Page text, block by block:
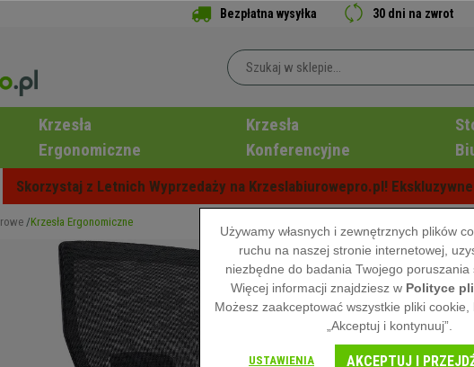
Bezpłatna wysyłka 30 dni na zwrot
Krzesła
Ergonomiczne
Krzesła
Konferencyjne
Skorzystaj z Letnich Wyprzedaży na Krzeslabiurowepro.pl!
Krzesła Ergonomiczne
Używamy własnych i zewnętrznych plików
ruchu na naszej stronie internetowej,
niezbędne do badania Twojego poruszania
Więcej informacji znajdziesz w Polityce
Możesz zaakceptować wszystkie pliki cookie,
„Akceptuj i kontynuuj”.
USTAWIENIA AKCEPTUJ I